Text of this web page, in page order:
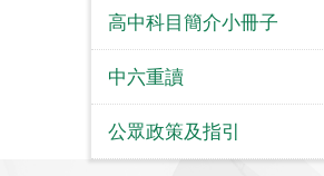
高中科目簡介小冊子
中六重讀
公眾政策及指引